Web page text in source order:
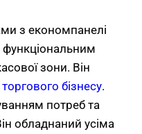
з економпанелі
функціональним
зони. Він
торгового бізнесу.
потреб та
обладнаний усіма